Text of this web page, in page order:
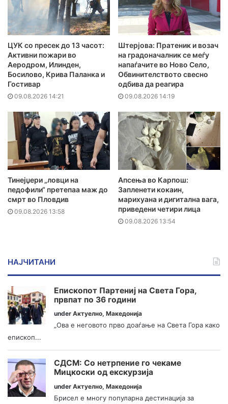
ЦУК со пресек до 13 часот:
Активни пожари во
Аеродром, Илинден,
Босилово, Крива Паланка и
Гостивар
09.08.2026 14:21
Штерјова: Пратеник и возач
на градоначалник се меѓу
напаѓачите во Ново Село,
Обвинителството свесно
одбива да реагира
09.08.2026 14:19
Тинејџери „ловци на
педофили“ претепаа маж до
смрт во Пловдив
09.08.2026 13:58
Апсења во Карпош:
Запленети кокаин,
марихуана и дигитална вага,
приведени четири лица
09.08.2026 13:54
НАЈЧИТАНИ
Епископот Партениј на Света Гора,
првпат по 36 години
under Актуелно, Македонија
„Ова е неговото прво доаѓање на Света Гора како
епископ...
СДСМ: Со нетрпение го чекаме
Мицкоски од екскурзија
under Актуелно, Македонија
Брисел е многу популарна дестинација за